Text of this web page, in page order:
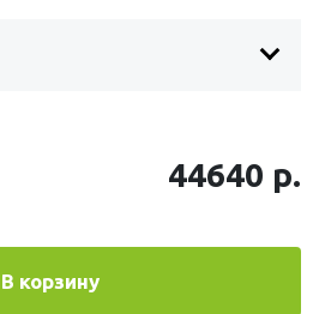
44640 р.
В корзину